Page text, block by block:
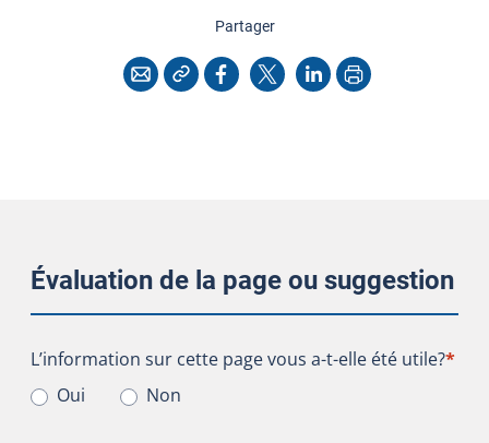
Partagercette page
CourrielCopier l'adresse
Facebook
X LinkedInImprimer
Évaluation de la page ou suggestion
L’information sur cette page vous a-t-elle été utile?
L’information sur cette page vous a-t-elle été utile?*
Oui
Non